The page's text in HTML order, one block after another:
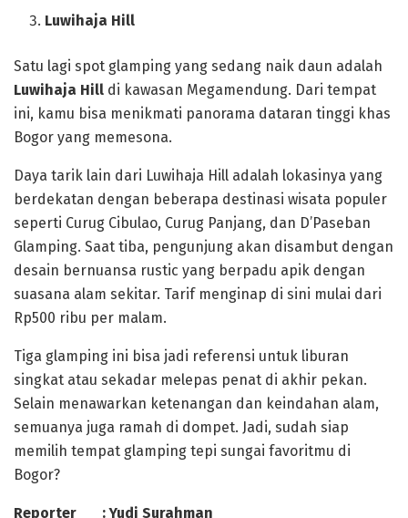
Luwihaja Hill
Satu lagi spot glamping yang sedang naik daun adalah
Luwihaja Hill di kawasan Megamendung. Dari tempat
ini, kamu bisa menikmati panorama dataran tinggi khas
Bogor yang memesona.
Daya tarik lain dari Luwihaja Hill adalah lokasinya yang
berdekatan dengan beberapa destinasi wisata populer
seperti Curug Cibulao, Curug Panjang, dan D’Paseban
Glamping. Saat tiba, pengunjung akan disambut dengan
desain bernuansa rustic yang berpadu apik dengan
suasana alam sekitar. Tarif menginap di sini mulai dari
Rp500 ribu per malam.
Tiga glamping ini bisa jadi referensi untuk liburan
singkat atau sekadar melepas penat di akhir pekan.
Selain menawarkan ketenangan dan keindahan alam,
semuanya juga ramah di dompet. Jadi, sudah siap
memilih tempat glamping tepi sungai favoritmu di
Bogor?
Reporter : Yudi Surahman